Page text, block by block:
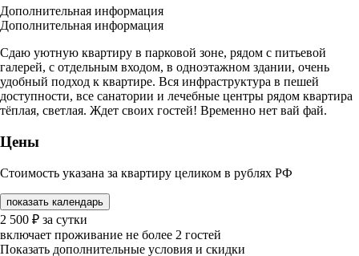
Дополнительная информация
Дополнительная информация
Сдаю уютную квартиру в парковой зоне, рядом с питьевой
галерей, с отдельным входом, в одноэтажном здании, очень
удобный подход к квартире. Вся инфраструктура в пешей
доступности, все санатории и лечебные центры рядом квартира
тёплая, светлая. Ждет своих гостей! Временно нет вай фай.
Цены
Стоимость указана за квартиру целиком в рублях РФ
показать календарь
2 500 ₽ за сутки
включает проживание не более 2 гостей
Показать дополнительные условия и скидки